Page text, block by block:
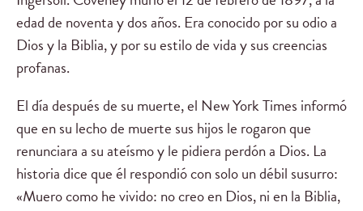
edad de noventa y dos años. Era conocido por su odio a
Dios y la Biblia, y por su estilo de vida y sus creencias
profanas.
El día después de su muerte, el New York Times informó
que en su lecho de muerte sus hijos le rogaron que
renunciara a su ateísmo y le pidiera perdón a Dios. La
historia dice que él respondió con solo un débil susurro:
«Muero como he vivido: no creo en Dios, ni en la Biblia,